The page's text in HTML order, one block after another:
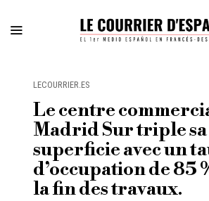
LECOURRIER.ES
Le centre
Madrid Sur triple sa
superficie avec un
d’occupation de 85
la fin des travaux.